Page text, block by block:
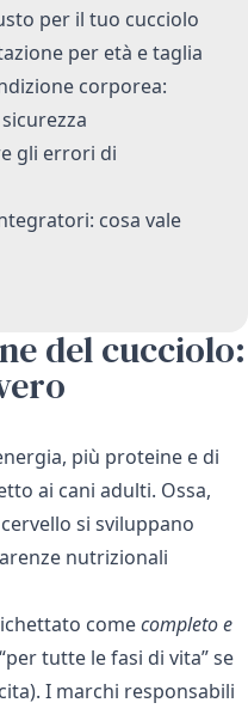
per il tuo cucciolo
per età e taglia
corporea:
gli errori di
cosa vale
del cucciolo:
più proteine e di
ai cani adulti. Ossa,
si sviluppano
nutrizionali
comecompleto e
tutte le fasi di vita” se
I marchi responsabili